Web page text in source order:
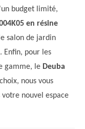
budget limité,
en résine
salon de jardin
Enfin, pour les
gamme, le Deuba
nous vous
nouvel espace